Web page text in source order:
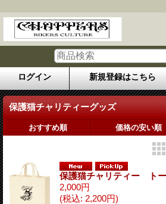
ログイン 新規登録はこちら
保護猫チャリティーグッズ
おすすめ順 価格の安い順
保護猫チャリティー ト
2,000円
(税込: 2,200円)